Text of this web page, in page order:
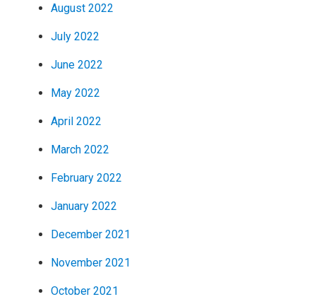
August 2022
July 2022
June 2022
May 2022
April 2022
March 2022
February 2022
January 2022
December 2021
November 2021
October 2021